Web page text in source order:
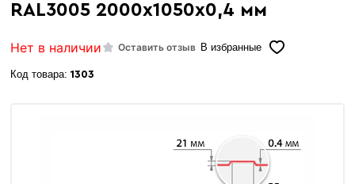
RAL3005 2000х1050х0,4 мм
Нет в наличии Оставить отзыв В избранные
Код товара: 1303